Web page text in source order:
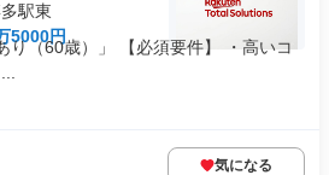
駅東
5000円
り（60歳）」 【必須要件】 ・高いコ
気になる